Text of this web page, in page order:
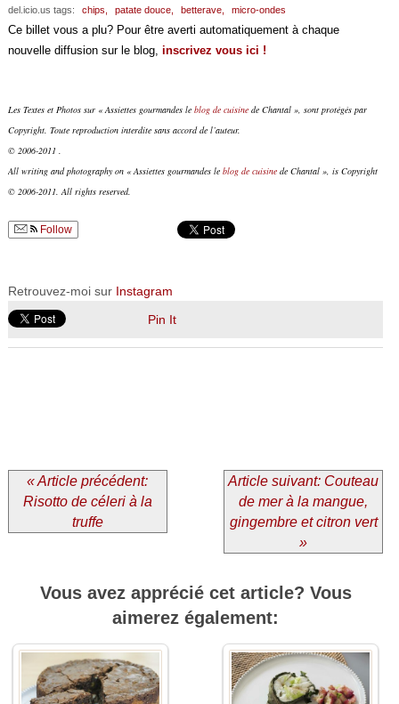
del.icio.us tags:
chips, patate douce, betterave, micro-ondes
Ce billet vous a plu? Pour être averti automatiquement à chaque
nouvelle diffusion sur le blog, inscrivez vous ici !
Les Textes et Photos sur « Assiettes gourmandes le blog de cuisinede Chantal », sont protégés par
Copyright. Toute reproduction interdite sans accord de l’auteur.
© 2006-2011 .
All writing and photography on « Assiettes gourmandes le blog de cuisinede Chantal », is Copyright
© 2006-2011. All rights reserved.
Follow
Retrouvez-moi sur Instagram
Pin It
« Article précédent:
Risotto de céleri à la
truffe
Article suivant: Couteau
de mer à la mangue,
gingembre et citron vert
»
Vous avez apprécié cet article? Vous
aimerez également: